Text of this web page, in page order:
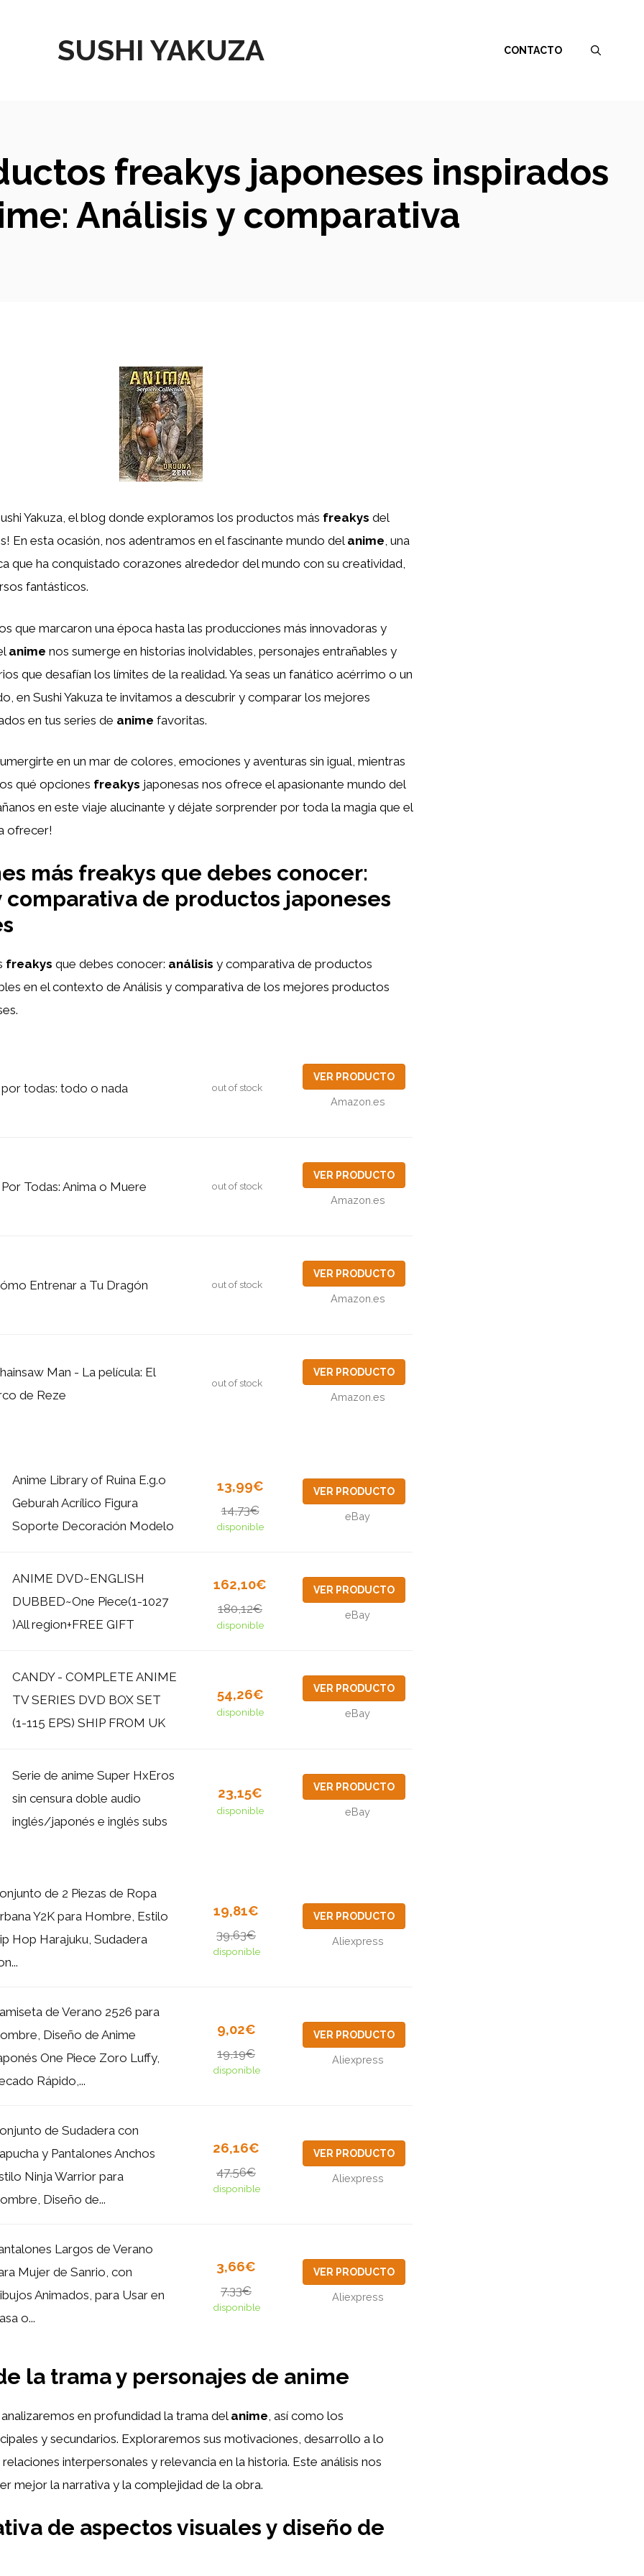
SUSHI YAKUZA CONTACTO
freakys japoneses inspirados
Análisis y comparativa
Yakuza, el blog donde exploramos los productos más freakys del
En esta ocasión, nos adentramos en el fascinante mundo del anime, una
que ha conquistado corazones alrededor del mundo con su creatividad,
fantásticos.
que marcaron una época hasta las producciones más innovadoras y
anime nos sumerge en historias inolvidables, personajes entrañables y
que desafían los límites de la realidad. Ya seas un fanático acérrimo o un
en Sushi Yakuza te invitamos a descubrir y comparar los mejores
en tus series de anime favoritas.
en un mar de colores, emociones y aventuras sin igual, mientras
qué opciones freakys japonesas nos ofrece el apasionante mundo del
en este viaje alucinante y déjate sorprender por toda la magia que el
ofrecer!
más freakys que debes conocer:
comparativa de productos japoneses
freakys que debes conocer: análisis y comparativa de productos
en el contexto de Análisis y comparativa de los mejores productos
por todas: todo o nada out of stock
VER PRODUCTO
Amazon.es
Por Todas: Anima o Muere out of stock
VER PRODUCTO
Amazon.es
Entrenar a Tu Dragón out of stock
VER PRODUCTO
Amazon.es
Man - La película: El
de Reze
out of stock
VER PRODUCTO
Amazon.es
Anime Library of Ruina E.g.o
Geburah Acrílico Figura
Soporte Decoración Modelo
13,99€
14,73€
disponible
VER PRODUCTO
eBay
ANIME DVD~ENGLISH
DUBBED~One Piece(1-1027
)All region+FREE GIFT
162,10€
180,12€
disponible
VER PRODUCTO
eBay
CANDY - COMPLETE ANIME
TV SERIES DVD BOX SET
(1-115 EPS) SHIP FROM UK
54,26€
disponible
VER PRODUCTO
eBay
Serie de anime Super HxEros
sin censura doble audio
inglés/japonés e inglés subs
23,15€
disponible
VER PRODUCTO
eBay
de 2 Piezas de Ropa
Y2K para Hombre, Estilo
Hop Harajuku, Sudadera
19,81€
39,63€
disponible
VER PRODUCTO
Aliexpress
de Verano 2526 para
Diseño de Anime
One Piece Zoro Luffy,
Rápido,...
9,02€
19,19€
disponible
VER PRODUCTO
Aliexpress
de Sudadera con
y Pantalones Anchos
Ninja Warrior para
Diseño de...
26,16€
47,56€
disponible
VER PRODUCTO
Aliexpress
Largos de Verano
Mujer de Sanrio, con
Animados, para Usar en
o...
3,66€
7,33€
disponible
VER PRODUCTO
Aliexpress
la trama y personajes de anime
en profundidad la trama del anime, así como los
y secundarios. Exploraremos sus motivaciones, desarrollo a lo
interpersonales y relevancia en la historia. Este análisis nos
mejor la narrativa y la complejidad de la obra.
de aspectos visuales y diseño de